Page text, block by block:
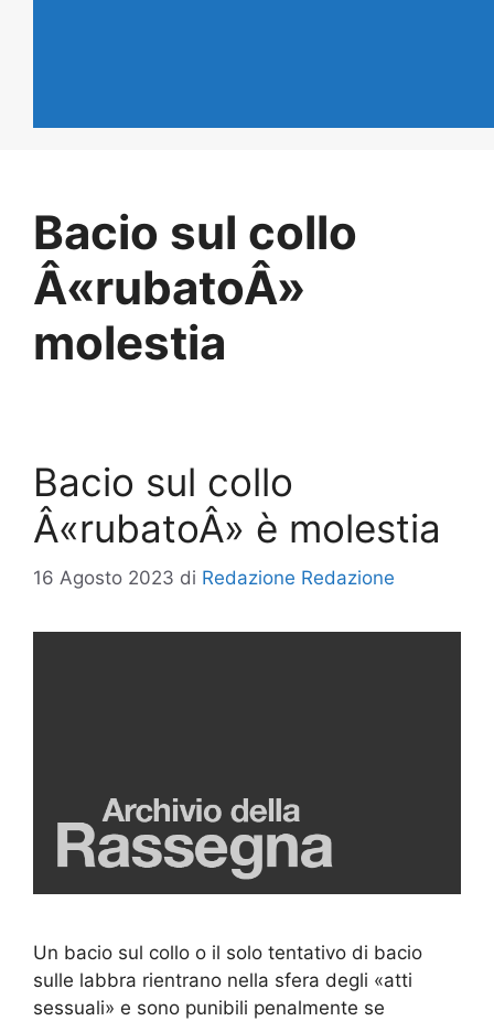
Bacio sul collo
Â«rubatoÂ»
molestia
Bacio sul collo
Â«rubatoÂ» è molestia
16 Agosto 2023 di Redazione Redazione
Un bacio sul collo o il solo tentativo di bacio
sulle labbra rientrano nella sfera degli «atti
sessuali» e sono punibili penalmente se